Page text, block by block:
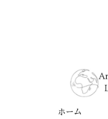
ホーム